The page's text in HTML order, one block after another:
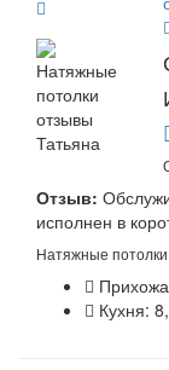
Отзыв:
исполнен в
Натяжные
Кухня: